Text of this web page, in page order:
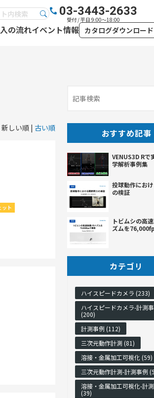
03-3443-2633
受付 / 平日 9:00～18:00
の流れイベント情報 カタログダウンロード
新しい順 | 古い順
ット
おすすめ記事
VENUS3D Rで
学解析事例集
投球動作にお
の検証
トビムシの高
ズムを
カテゴリ
ハイスピードカメラ (233)
ハイスピードカメラ-計測
(200)
計測事例 (112)
三次元動作計測 (81)
溶接・金属加工可視化 (59)
三次元動作計測-計測事例
溶接・金属加工可視化-計
(39)